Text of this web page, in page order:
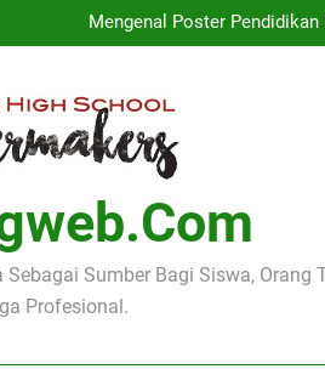
Mengenal Poster
Mengenang Pidato
Mengenal Poster Pendidikan
Mengenang Pidato Hari
Pentingnya Fungsi Manifes
Sumber Bagi Siswa, Orang
Profesional.